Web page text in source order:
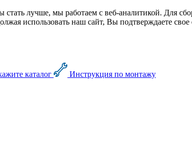
лучше, мы работаем с веб-аналитикой. Для
использовать наш сайт, Вы подтверждаете
каталог
Инструкция по монтажу